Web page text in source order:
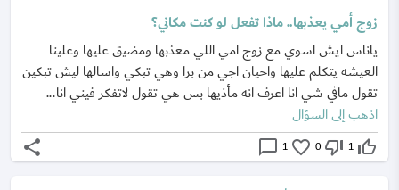
زوج أمي يعذبها.. ماذا تفعل لو كنت مكاني؟
ياناس ايش اسوي مع زوج امي اللي معذبها ومضيق عليها وعلينا
العيشه يتكلم عليها واحيان اجي من برا وهي تبكي واسالها ليش تبكين
تقول مافي شي انا اعرف انه مأذيها بس هي تقول لاتفكر فيني انا...
اذهب إلى السؤال
thumb_up_off_alt
1
thumb_down_off_alt
0
favorite_border
1
chat_bubble_outline
share